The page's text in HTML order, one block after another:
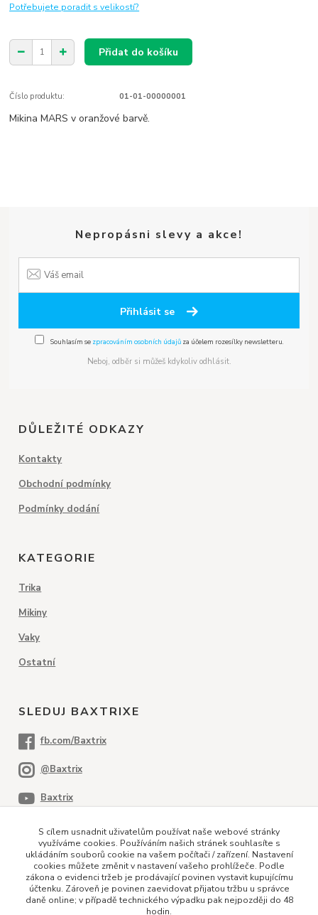
Potřebujete poradit s velikostí?
Přidat do košíku
Číslo produktu: 01-01-00000001
Mikina MARS v oranžové barvě.
Nepropásni slevy a akce!
Přihlásit se
Souhlasím se zpracováním osobních údajůza účelem rozesílky newsletteru.
Neboj, odběr si můžeš kdykoliv odhlásit.
DŮLEŽITÉ ODKAZY
Kontakty
Obchodní podmínky
Podmínky dodání
KATEGORIE
Trika
Mikiny
Vaky
Ostatní
SLEDUJ BAXTRIXE
PLATEBNÍ METODY
S cílem usnadnit uživatelům používat naše webové stránky
využíváme cookies. Používáním našich stránek souhlasíte s
ukládáním souborů cookie na vašem počítači / zařízení. Nastavení
cookies můžete změnit v nastavení vašeho prohlížeče. Podle
zákona o evidenci tržeb je prodávající povinen vystavit kupujícímu
účtenku. Zároveň je povinen zaevidovat přijatou tržbu u správce
daně online; v případě technického výpadku pak nejpozději do 48
hodin.